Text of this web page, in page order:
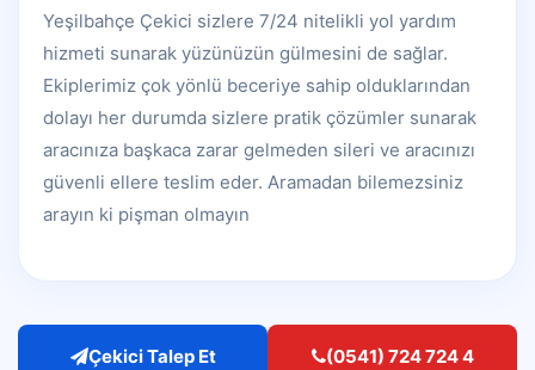
Yeşilbahçe Çekici sizlere 7/24 nitelikli yol yardım
hizmeti sunarak yüzünüzün gülmesini de sağlar.
Ekiplerimiz çok yönlü beceriye sahip olduklarından
dolayı her durumda sizlere pratik çözümler sunarak
aracınıza başkaca zarar gelmeden sileri ve aracınızı
güvenli ellere teslim eder. Aramadan bilemezsiniz
arayın ki pişman olmayın
Çekici Talep Et (0541) 724 724 4